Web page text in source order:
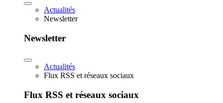
Actualités
Newsletter
Newsletter
Actualités
Flux RSS et réseaux sociaux
Flux RSS et réseaux sociaux